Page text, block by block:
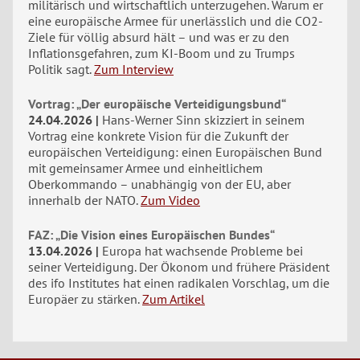
militärisch und wirtschaftlich unterzugehen. Warum er
eine europäische Armee für unerlässlich und die CO2-
Ziele für völlig absurd hält – und was er zu den
Inflationsgefahren, zum KI-Boom und zu Trumps
Politik sagt. Zum Interview
Vortrag: „Der europäische Verteidigungsbund“
24.04.2026
Hans-Werner Sinn skizziert in seinem
Vortrag eine konkrete Vision für die Zukunft der
europäischen Verteidigung: einen Europäischen Bund
mit gemeinsamer Armee und einheitlichem
Oberkommando – unabhängig von der EU, aber
innerhalb der NATO. Zum Video
FAZ: „Die Vision eines Europäischen Bundes“
13.04.2026
Europa hat wachsende Probleme bei
seiner Verteidigung. Der Ökonom und frühere Präsident
des ifo Institutes hat einen radikalen Vorschlag, um die
Europäer zu stärken. Zum Artikel